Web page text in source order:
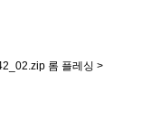
롬 플레싱 >